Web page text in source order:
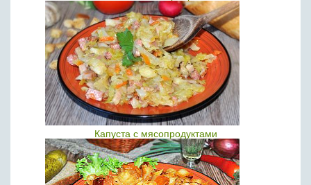
Капуста с мясопродуктами